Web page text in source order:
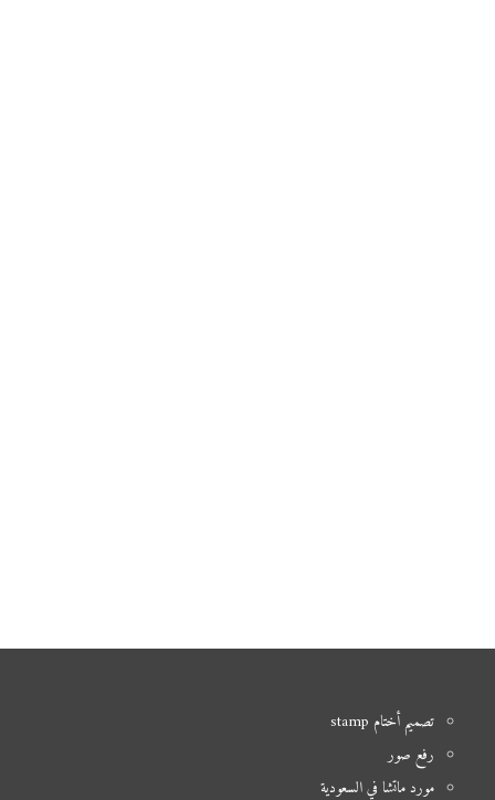
تصميم أختام stamp
رفع صور
مورد ماتشا في السعودية